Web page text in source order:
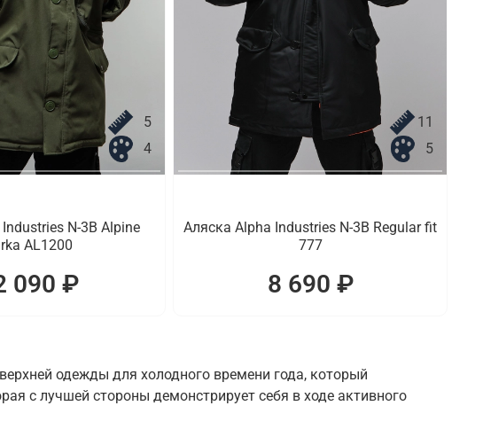
5
4
N-3B Alpine
AL1200
090 ₽
11
5
Аляска Alpha Industries N-3B Regular fit
777
8 690 ₽
одежды для холодного времени года, который
с лучшей стороны демонстрирует себя в ходе активного